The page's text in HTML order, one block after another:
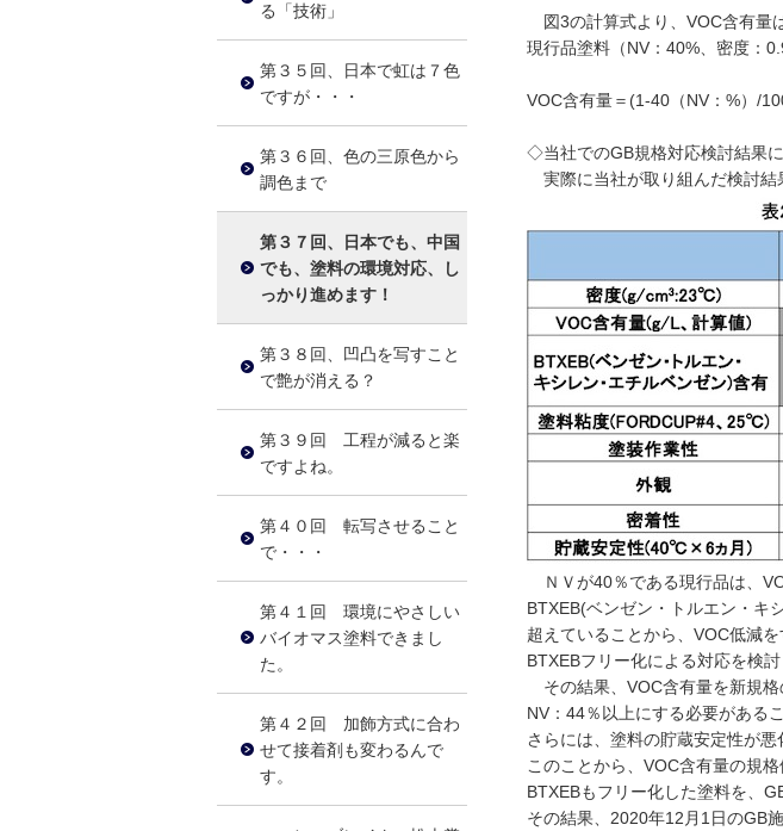
図3の計算式より、VOC含有量
現行品塗料（NV：40%、密度：
VOC含有量＝(1-40（NV：%）/
◇当社でのGB規格対応検討結果
実際に当社が取り組んだ検討結
ＮＶが40％である現行品は、
BTXEB(ベンゼン・トルエン・キ
超えていることから、 VOC低減
BTXEBフリー化による対応を検討
その結果、VOC含有量を新規格
NV：44％以上にする必要がある
さらには、塗料の貯蔵安定性が悪
このことから、VOC含有量の規
BTXEBもフリー化した塗料を、
その結果、2020年12月1日のGB
る「技術」
第３５回、日本で虹は７色
ですが・・・
第３６回、色の三原色から
調色まで
第３７回、日本でも、中国
でも、塗料の環境対応、し
っかり進めます！
第３８回、凹凸を写すこと
で艶が消える？
第３９回 工程が減ると楽
ですよね。
第４０回 転写させること
で・・・
第４１回 環境にやさしい
バイオマス塗料できまし
た。
第４２回 加飾方式に合わ
せて接着剤も変わるんで
す。